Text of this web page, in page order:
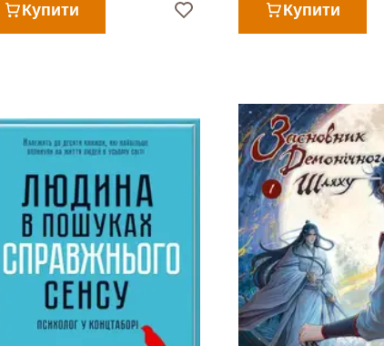
Купити Купити